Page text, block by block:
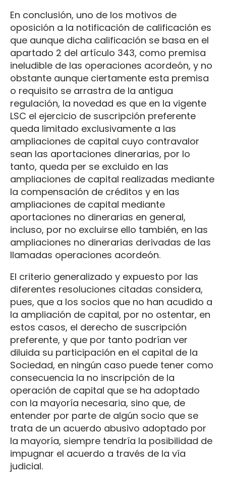
En conclusión, uno de los motivos de
oposición a la notificación de calificación es
que aunque dicha calificación se basa en el
apartado 2 del artículo 343, como premisa
ineludible de las operaciones acordeón, y no
obstante aunque ciertamente esta premisa
o requisito se arrastra de la antigua
regulación, la novedad es que en la vigente
LSC el ejercicio de suscripción preferente
queda limitado exclusivamente a las
ampliaciones de capital cuyo contravalor
sean las aportaciones dinerarias, por lo
tanto, queda per se excluido en las
ampliaciones de capital realizadas mediante
la compensación de créditos y en las
ampliaciones de capital mediante
aportaciones no dinerarias en general,
incluso, por no excluirse ello también, en las
ampliaciones no dinerarias derivadas de las
llamadas operaciones acordeón.
El criterio generalizado y expuesto por las
diferentes resoluciones citadas considera,
pues, que a los socios que no han acudido a
la ampliación de capital, por no ostentar, en
estos casos, el derecho de suscripción
preferente, y que por tanto podrían ver
diluida su participación en el capital de la
Sociedad, en ningún caso puede tener como
consecuencia la no inscripción de la
operación de capital que se ha adoptado
con la mayoría necesaria, sino que, de
entender por parte de algún socio que se
trata de un acuerdo abusivo adoptado por
la mayoría, siempre tendría la posibilidad de
impugnar el acuerdo a través de la vía
judicial.